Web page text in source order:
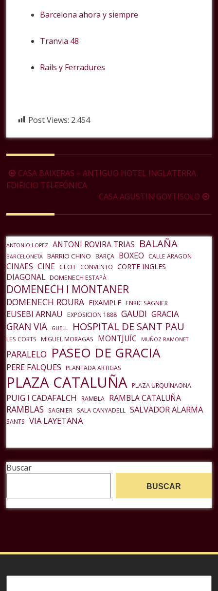
Barcelona ahora y siempre
Tranvia 48
Rails y Ferradures
Post Views: 2.454
Navegación
de
entrada
CASA BAIXERAS – ANTIGUO HOTEL INGLATERRA
EDIFICIO TELEFÓNICA
CASA AGUSTIN GOYTISOLO
ANTONIO LOPEZ ANTONI ROVIRA TRIAS BALAÑA
BARCELONETA BARRIO CHINO BARÇA BOXEO CALLE ARAGON
CINAES CINE CLOT CONVENTO CORTE INGLES
DIAGONAL DOMENECH ESTAPÀ
DOMENECH I MONTANER
DOMENECH ROURA EIXAMPLE ENRIC SAGNIER
EUSEBI ARNAU EXPOSICION 1888 GAUDI GRACIA
GRAN VIA GUELL HOSPITAL DE SANT PAU
LES CORTS MIGUEL MORAGAS MONTJUÏC MUÑOZ RAMONET
PARALELO PASEO DE GRACIA
PERE FALQUES PLANTADA ARTIGAS
PLAZA CATALUÑA PLAZA URQUINAONA
PUIG I CADAFALCH RAMBLA RAMBLA CATALUÑA
RAMBLAS SAGNIER SALA CANYADELL SALVADOR ALARMA
SANTS VIA LAYETANA
Buscar
BUSCAR